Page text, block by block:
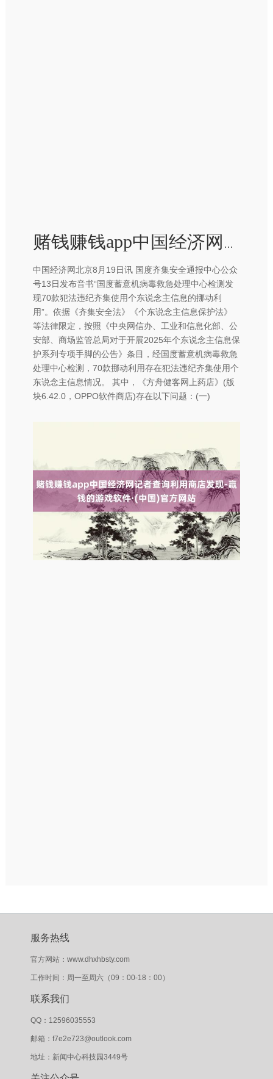
赌钱赚钱app中国经济网记者查询利用商店发现-赢钱的游戏软件·(中国)官方网站
中国经济网北京8月19日讯 国度齐集安全通报中心公众
号13日发布音书“国度蓄意机病毒救急处理中心检测发
现70款犯法违纪齐集使用个东说念主信息的挪动利
用”。依据《齐集安全法》《个东说念主信息保护法》
等法律限定，按照《中央网信办、工业和信息化部、公
安部、商场监管总局对于开展2025年个东说念主信息保
护系列专项手脚的公告》条目，经国度蓄意机病毒救急
处理中心检测，70款挪动利用存在犯法违纪齐集使用个
东说念主信息情况。 其中，《方舟健客网上药店》(版
块6.42.0，OPPO软件商店)存在以下问题：(一)
服务热线
官方网站：www.dhxhbsty.com
工作时间：周一至周六（09：00-18：00）
联系我们
QQ：12596035553
邮箱：f7e2e723@outlook.com
地址：新闻中心科技园3449号